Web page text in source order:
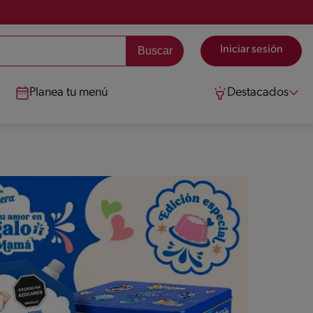
Iniciar sesión
Planea tu menú Destacados